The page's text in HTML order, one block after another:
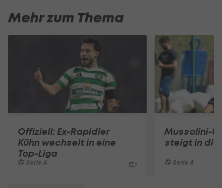
Mehr zum Thema
Offiziell: Ex-Rapidler
Kühn wechselt in eine
Top-Liga
Serie A 1
Mussolini-
steigt in die
Serie A